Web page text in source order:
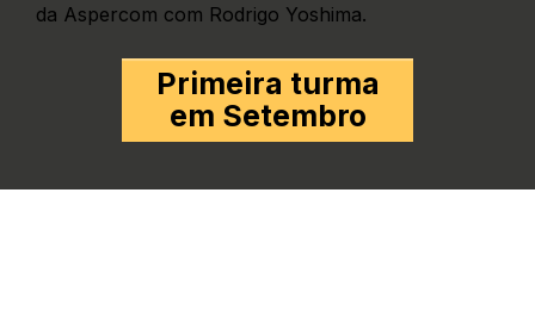
da Aspercom com Rodrigo Yoshima.
Primeira turma
em Setembro